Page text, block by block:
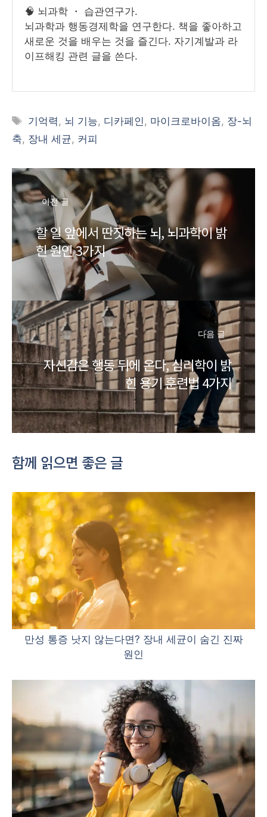
🧠 뇌과학 ・ 습관연구가.
뇌과학과 행동경제학을 연구한다. 책을 좋아하고
새로운 것을 배우는 것을 즐긴다. 자기계발과 라
이프해킹 관련 글을 쓴다.
태
그
기억력 , 뇌 기능, 디카페인 , 마이크로바이옴, 장-뇌
축, 장내 세균, 커피
이전 글
할 일 앞에서 딴짓하는 뇌, 뇌과학이 밝
힌 원인 3가지
다음 글
자신감은 행동 뒤에 온다, 심리학이 밝
힌 용기 훈련법 4가지
함께 읽으면 좋은 글
만성 통증 낫지 않는다면? 장내 세균이 숨긴 진짜
원인